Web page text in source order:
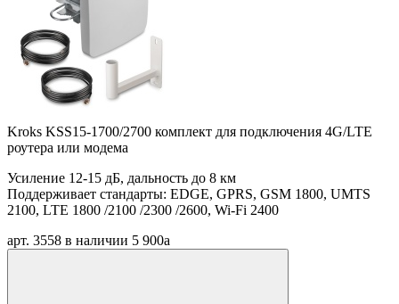
Kroks KSS15-1700/2700 комплект для подключения 4G/LTE
роутера или модема
Усиление 12-15 дБ, дальность до 8 км
Поддерживает стандарты: EDGE, GPRS, GSM 1800, UMTS
2100, LTE 1800 /2100 /2300 /2600, Wi-Fi 2400
арт. 3558 в наличии 5 900a